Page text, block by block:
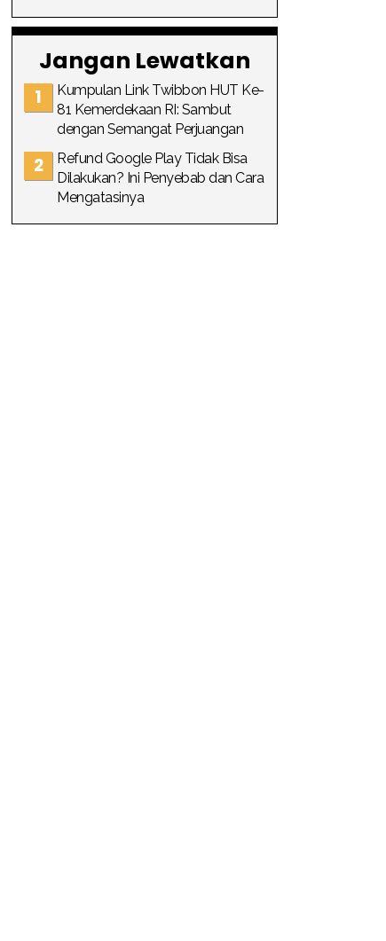
Jangan Lewatkan
Kumpulan Link Twibbon HUT Ke-
81 Kemerdekaan RI: Sambut
dengan Semangat Perjuangan
Refund Google Play Tidak Bisa
Dilakukan? Ini Penyebab dan Cara
Mengatasinya